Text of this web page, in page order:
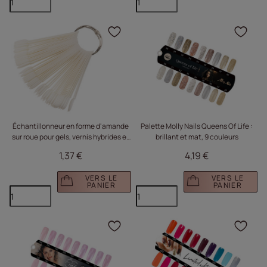
Échantillonneur en forme d'amande
sur roue pour gels, vernis hybrides et
1,37 €
VERS LE
PANIER
Cliquez pour ajouter
Palette Molly Nails Queens Of Life :
brillant et mat, 9 couleurs
4,19 €
VERS LE
PANIER
Cliquez pour ajouter